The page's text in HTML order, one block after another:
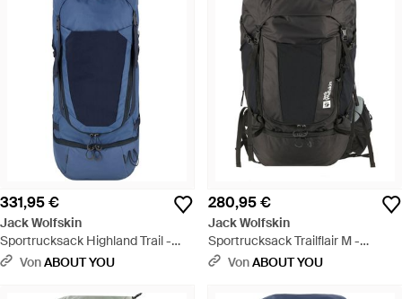
331,95 €
Jack Wolfskin
Sportrucksack Highland Trail -
BlauVonABOUT YOU
280,95 €
Jack Wolfskin
Sportrucksack Trailflair M -
Schwarz
VonABOUT YOU